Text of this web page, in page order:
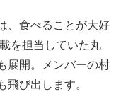
、食べることが大好
を担当していた丸
展開。メンバーの村
飛び出します。